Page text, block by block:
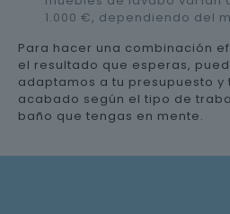
1.000 €, dependiendo del
Para hacer una combinación
el resultado que esperas,
adaptamos a tu presupuesto y
acabado según el tipo de
baño que tengas en mente.